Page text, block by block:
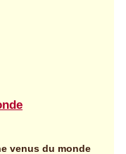
venus du monde